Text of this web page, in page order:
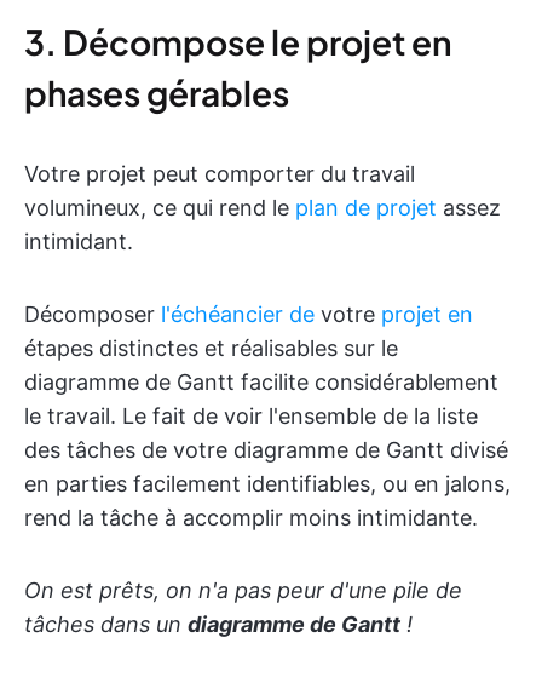
3. Décompose le projet en
phases gérables
Votre projet peut comporter du travail
volumineux, ce qui rend le plan de projet assez
intimidant.
Décomposer l'échéancier de votre projet en
étapes distinctes et réalisables sur le
diagramme de Gantt facilite considérablement
le travail. Le fait de voir l'ensemble de la liste
des tâches de votre diagramme de Gantt divisé
en parties facilement identifiables, ou en jalons,
rend la tâche à accomplir moins intimidante.
On est prêts, on n'a pas peur d'une pile de
tâches dans un diagramme de Gantt !